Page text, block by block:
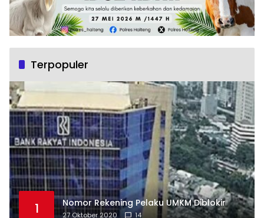
Terpopuler
1 Nomor Rekening Pelaku UMKM Diblokir
27 Oktober 2020 14